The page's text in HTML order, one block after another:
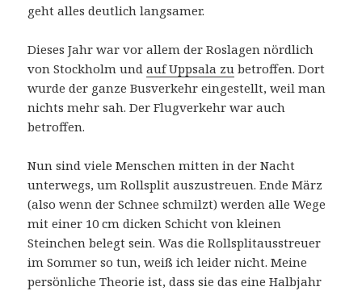
geht alles deutlich langsamer.
Dieses Jahr war vor allem der Roslagen nördlich
von Stockholm undauf Uppsala zu betroffen. Dort
wurde der ganze Busverkehr eingestellt, weil man
nichts mehr sah. Der Flugverkehr war auch
betroffen.
Nun sind viele Menschen mitten in der Nacht
unterwegs, um Rollsplit auszustreuen. Ende März
(also wenn der Schnee schmilzt) werden alle Wege
mit einer 10 cm dicken Schicht von kleinen
Steinchen belegt sein. Was die Rollsplitausstreuer
im Sommer so tun, weiß ich leider nicht. Meine
persönliche Theorie ist, dass sie das eine Halbjahr